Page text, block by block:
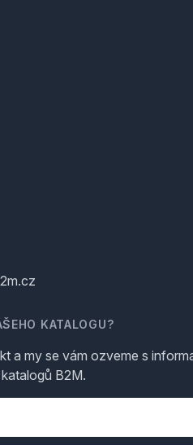
KATALOGU?
a my se vám ozveme s
B2M.